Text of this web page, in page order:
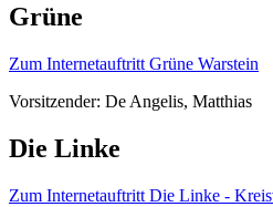
Grüne
Zum Internetauftritt Grüne Warstein
Vorsitzender: De Angelis, Matthias
Die Linke
Zum Internetauftritt Die Linke -